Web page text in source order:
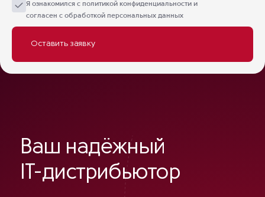
Я ознакомился с политикой конфиденциальности и
согласен с обработкой персональных данных
Ваш надёжный
IT-дистрибьютор